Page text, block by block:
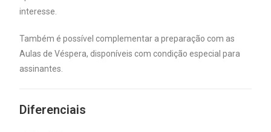
interesse.
Também é possível complementar a preparação com as
Aulas de Véspera, disponíveis com condição especial para
assinantes.
Diferenciais